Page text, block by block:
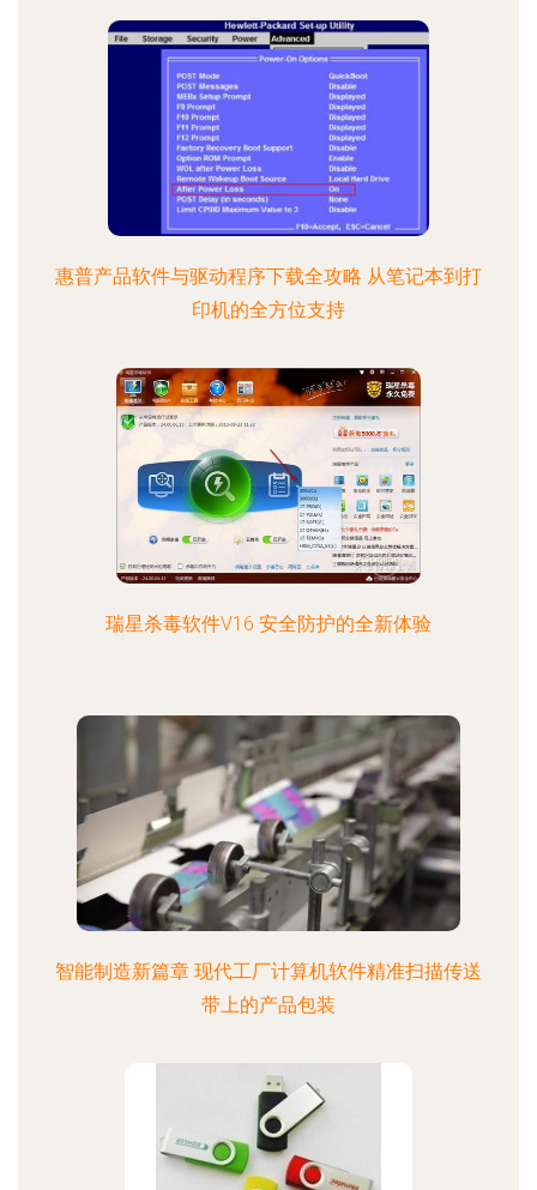
惠普产品软件与驱动程序下载全攻略 从笔记本到打
印机的全方位支持
瑞星杀毒软件V16 安全防护的全新体验
智能制造新篇章 现代工厂计算机软件精准扫描传送
带上的产品包装